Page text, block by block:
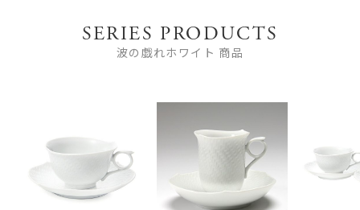
SERIES PRODUCTS
波の戯れホワイト 商品